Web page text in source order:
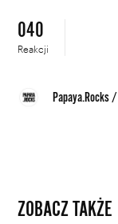
040
Reakcji
Papaya.Rocks/
ZOBACZ TAKŻE